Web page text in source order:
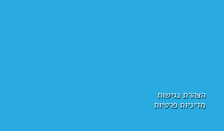
הצהרת נגישות
מדיניות פרטיות